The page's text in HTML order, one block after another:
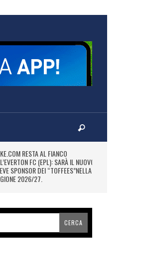
RESTA AL FIANCO
FC (EPL): SARÀ IL NUOVO
SPONSOR DEI “TOFFEES”NELLA
2026/27.